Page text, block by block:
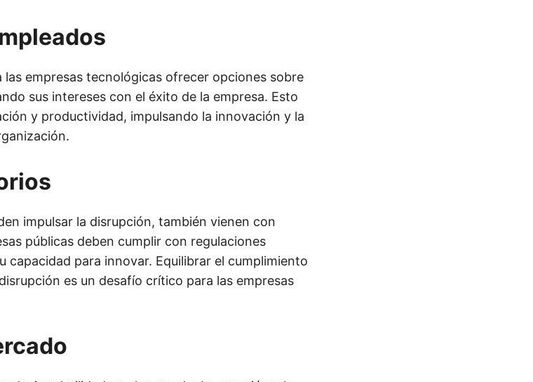
las empresas tecnológicas ofrecer opciones sobre
sus intereses con el éxito de la empresa. Esto
y productividad, impulsando la innovación y la
impulsar la disrupción, también vienen con
públicas deben cumplir con regulaciones
capacidad para innovar. Equilibrar el cumplimiento
es un desafío crítico para las empresas